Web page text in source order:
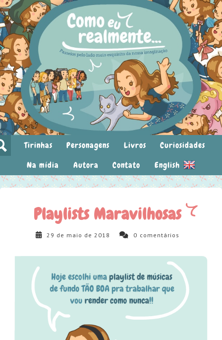
Tirinhas Personagens Livros
Curiosidades
Na mídia
Autora Contato English
Playlists Maravilhosas
29 de maio de 2018 0 comentários